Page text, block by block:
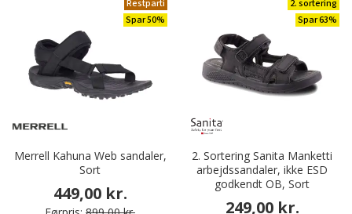
Restparti
Spar 50%
Merrell Kahuna Web sandaler,
Sort
449,00 kr.
2. sortering
Spar 63%
2. Sortering Sanita Manketti
arbejdssandaler, ikke ESD
godkendt OB, Sort
249,00 kr.